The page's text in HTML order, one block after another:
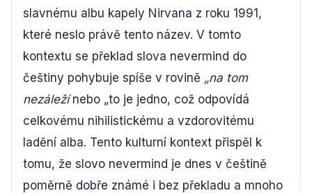
slavnému albu kapely Nirvana z roku 1991,
které neslo právě tento název. V tomto
kontextu se překlad slova nevermind do
češtiny pohybuje spíše v rovině „na tom
nezáležínebo „to je jedno, což odpovídá
celkovému nihilistickému a vzdorovitému
ladění alba. Tento kulturní kontext přispěl k
tomu, že slovo nevermind je dnes v češtině
poměrně dobře známé i bez překladu a mnoho